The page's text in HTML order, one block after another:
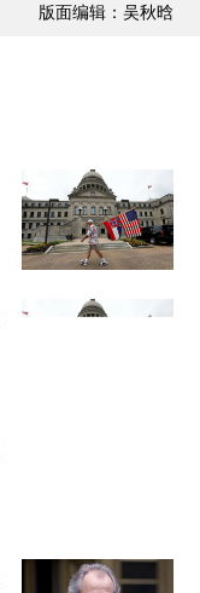
版面编辑：吴秋晗